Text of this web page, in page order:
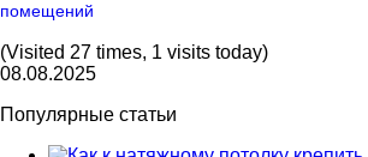
помещений
(Visited 27 times, 1 visits today)
08.08.2025
Популярные статьи